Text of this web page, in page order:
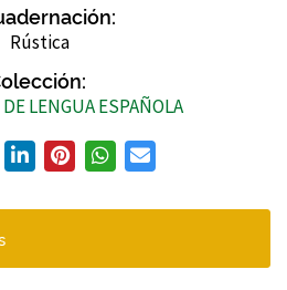
Rústica
LENGUA ESPAÑOLA